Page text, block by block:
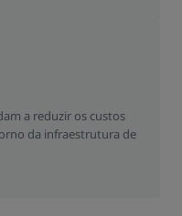
a reduzir os custos
da infraestrutura de